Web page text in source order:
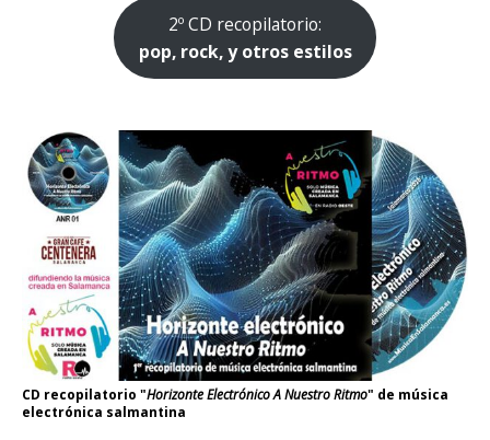
2º CD recopilatorio:
pop, rock, y otros estilos
CD recopilatorio "Horizonte Electrónico A Nuestro Ritmo" de música
electrónica salmantina